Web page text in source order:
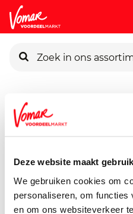
Deze website maakt
We gebruiken cookies om
personaliseren, om functies
en om ons websiteverkeer
Pincode vergeten
Persoonlijk KIK-account
Assortiment
25 stuks